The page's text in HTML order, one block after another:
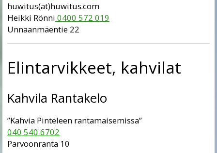
huwitus(at)huwitus.com
Heikki Rönni 0400 572 019
Unnaanmäentie 22
Elintarvikkeet, kahvilat
Kahvila Rantakelo
”Kahvia Pinteleen rantamaisemissa”
040 540 6702
Parvoonranta 10